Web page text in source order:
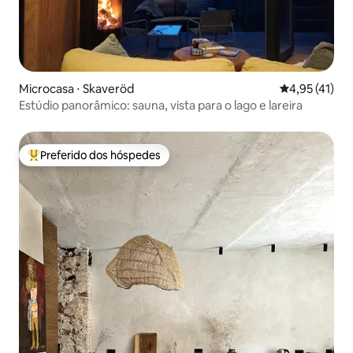
Microcasa ⋅ Skaveröd 4,95 de uma
4,95 (41)
Estúdio panorâmico: sauna, vista para o lago e lareira
Entre os melhores preferidos dos hóspedes
Preferido dos hóspedes